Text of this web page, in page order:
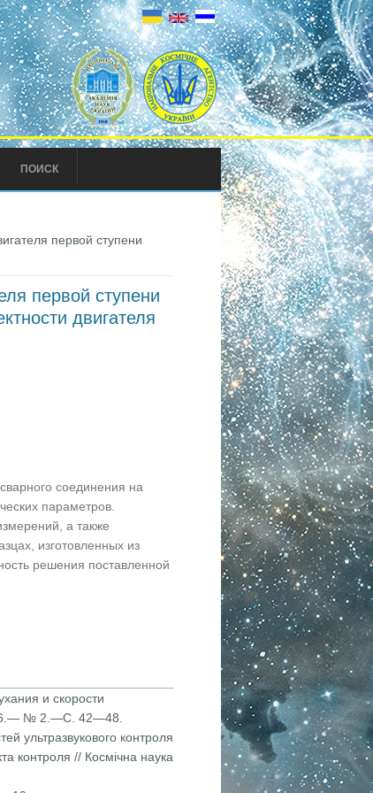
ПОИСК
первой ступени
первой ступени
двигателя
соединения на
параметров.
а также
изготовленных из
решения поставленной
и ско­рости
№ 2.—С. 42—48.
ультразву­кового контроля
контроля // Космічна наука